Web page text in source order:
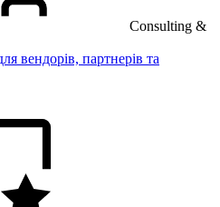
Consulting &
вендорів, партнерів та